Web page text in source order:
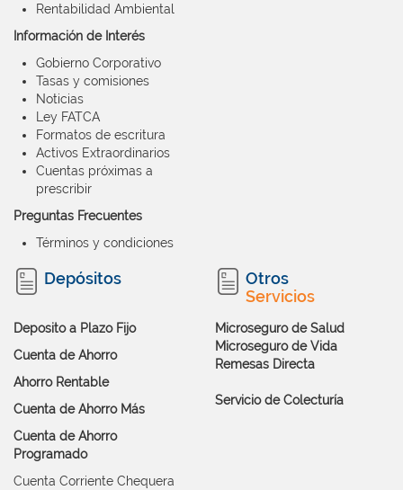
Rentabilidad Ambiental
Información de Interés
Gobierno Corporativo
Tasas y comisiones
Noticias
Ley FATCA
Formatos de escritura
Activos Extraordinarios
Cuentas próximas a
prescribir
Preguntas Frecuentes
Términos y condiciones
Depósitos
Deposito a Plazo Fijo
Cuenta de Ahorro
Ahorro Rentable
Cuenta de Ahorro Más
Cuenta de Ahorro
Programado
Cuenta Corriente Chequera
Otros
Servicios
Microseguro de Salud
Microseguro de Vida
Remesas Directa
Servicio de Colecturía